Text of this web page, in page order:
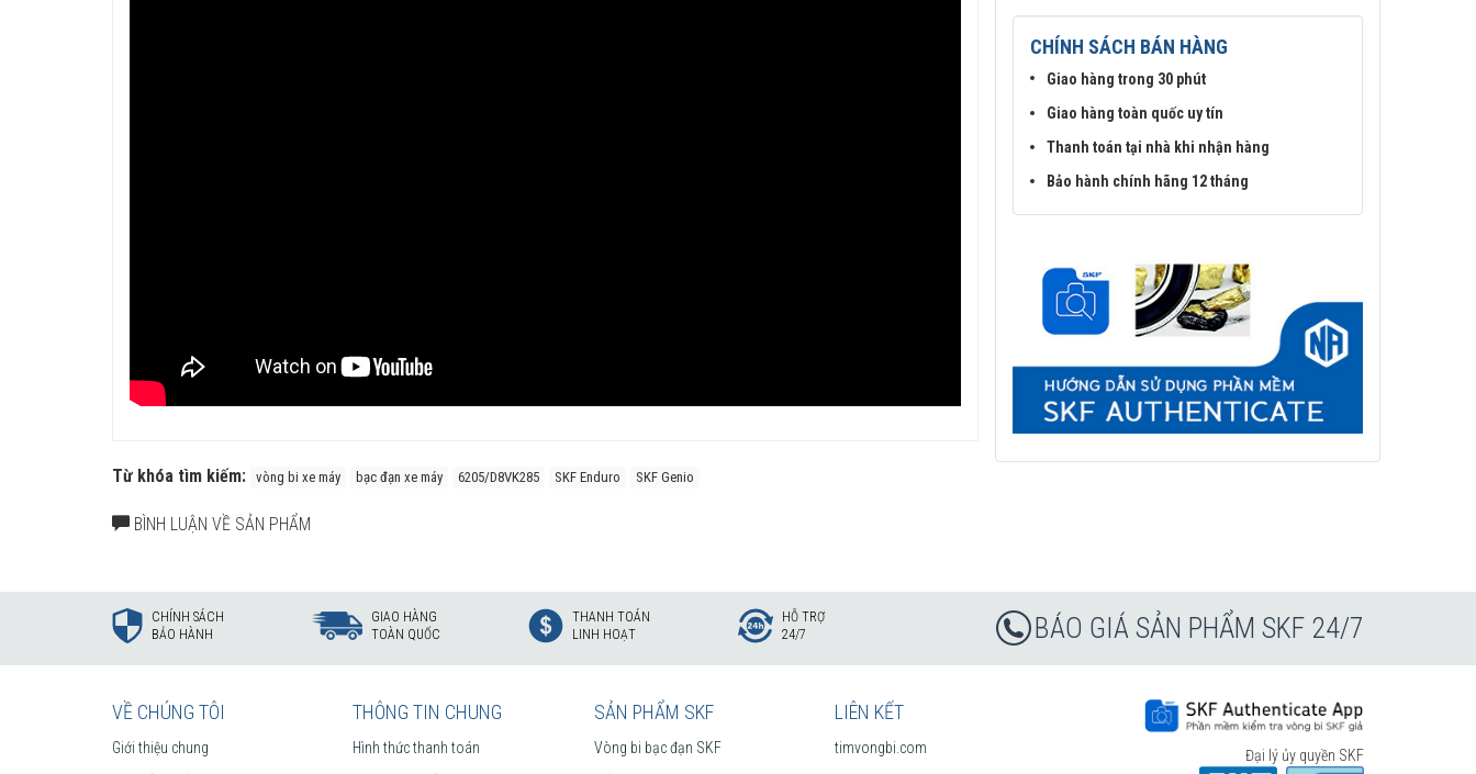
Từ khóa tìm kiếm: vòng bi xe máy bạc đạn xe máy 6205/D8VK285 SKF Enduro SKF Genio
BÌNH LUẬN VỀ SẢN PHẨM
CHÍNH SÁCH BÁN HÀNG
Giao hàng trong 30 phút
Giao hàng toàn quốc uy tín
Thanh toán tại nhà khi nhận hàng
Bảo hành chính hãng 12 tháng
CHÍNH SÁCH
BẢO HÀNH
GIAO HÀNG
TOÀN QUỐC
THANH TOÁN
LINH HOẠT
HỖ TRỢ
24/7
BÁO GIÁ SẢN PHẨM SKF 24/7
VỀ CHÚNG TÔI
Giới thiệu chung
THÔNG TIN CHUNG
Hình thức thanh toán
SẢN PHẨM SKF
Vòng bi bạc đạn SKF
LIÊN KẾT
timvongbi.com
Đại lý ủy quyền SKF